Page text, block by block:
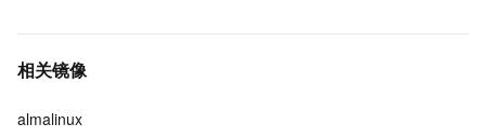
相关镜像
almalinux